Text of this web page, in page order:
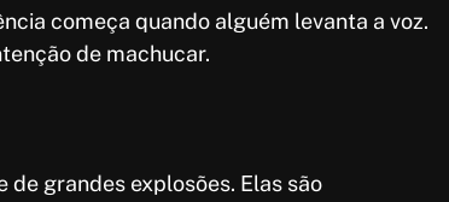
começa quando alguém levanta a voz.
de machucar.
grandes explosões. Elas são